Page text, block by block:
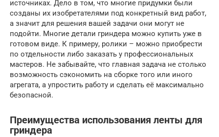
источниках. Дело в том, что многие придумки были
созданы их изобретателями под конкретный вид работ,
а значит для решения вашей задачи они могут не
подойти. Многие детали гриндера можно купить уже в
готовом виде. К примеру, ролики – можно приобрести
по отдельности либо заказать у профессиональных
мастеров. Не забывайте, что главная задача не столько
возможность сэкономить на сборке того или иного
агрегата, а упростить работу и сделать её максимально
безопасной.
Преимущества использования ленты для
гриндера